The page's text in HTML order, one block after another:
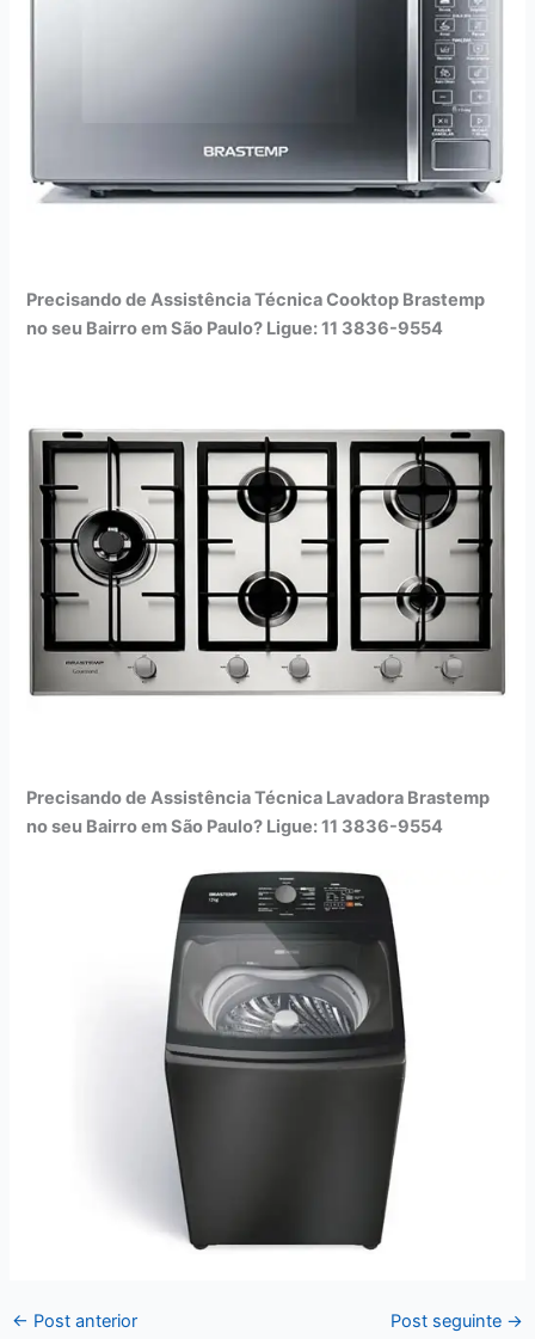
Precisando de Assistência Técnica Cooktop Brastemp
no seu Bairro em São Paulo? Ligue: 11 3836-9554
Precisando de Assistência Técnica Lavadora Brastemp
no seu Bairro em São Paulo? Ligue: 11 3836-9554
← Post anterior Post seguinte →